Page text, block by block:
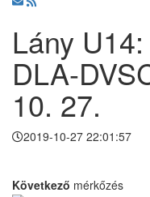
Lány
DLA-
10. 27.
2019-10-27 22:01:57
Következő mérkőzés